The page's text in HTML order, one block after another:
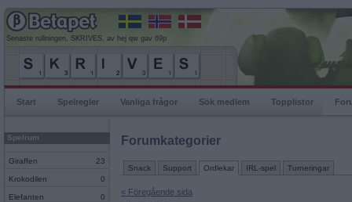
Senaste rullningen, SKRIVES, av hej qw gav 69p
Start Spelregler Vanliga frågor Sök medlem Topplistor
Spelrum
Giraffen 23
Krokodilen 0
Elefanten
0
Forumkategorier
Snack Support Ordlekar IRL-spel Turneringar
« Föregående sida